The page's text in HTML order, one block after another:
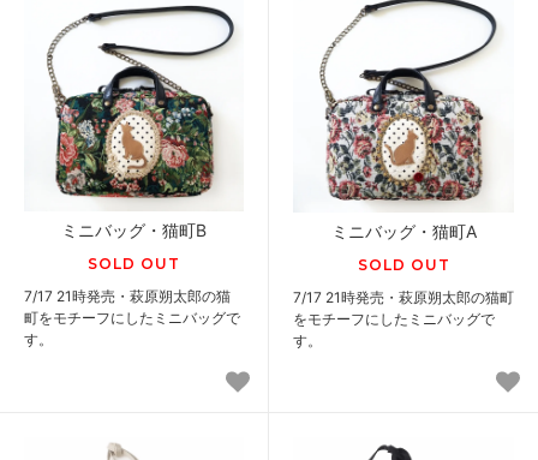
ミニバッグ・猫町B
SOLD OUT
7/17 21時発売・萩原朔太郎の猫
町をモチーフにしたミニバッグで
す。
ミニバッグ・猫町A
SOLD OUT
7/17 21時発売・萩原朔太郎の猫町
をモチーフにしたミニバッグで
す。